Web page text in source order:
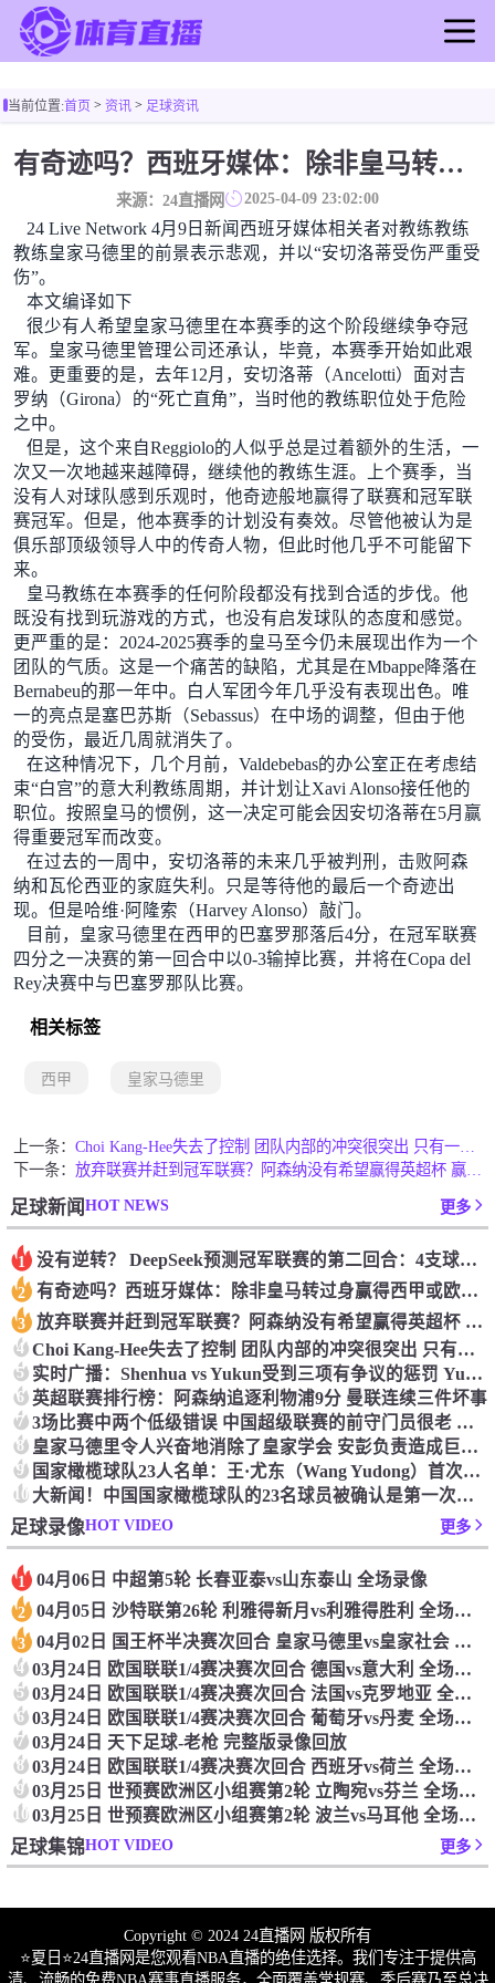
足球直播
篮球直播
足球录像
足球新闻
篮球新闻
当前位置:首页> 资讯 > 足球资讯
有奇迹吗？西班牙媒体：除非皇马转过身赢得西甲或欧洲冠军
来源：24直播网 2025-04-09 23:02:00
24 Live Network 4月9日新闻西班牙媒体相关者对教练教练
教练皇家马德里的前景表示悲观，并以“安切洛蒂受伤严重受
伤”。
本文编译如下
很少有人希望皇家马德里在本赛季的这个阶段继续争夺冠
军。皇家马德里管理公司还承认，毕竟，本赛季开始如此艰
难。更重要的是，去年12月，安切洛蒂（Ancelotti）面对吉
罗纳（Girona）的“死亡直角”，当时他的教练职位处于危险
之中。
但是，这个来自Reggiolo的人似乎总是过着额外的生活，一
次又一次地越来越障碍，继续他的教练生涯。上个赛季，当
没有人对球队感到乐观时，他奇迹般地赢得了联赛和冠军联
赛冠军。但是，他本赛季的计划没有奏效。尽管他被认为是
俱乐部顶级领导人中的传奇人物，但此时他几乎不可能留下
来。
皇马教练在本赛季的任何阶段都没有找到合适的步伐。他
既没有找到玩游戏的方式，也没有启发球队的态度和感觉。
更严重的是： 2024-2025赛季的皇马至今仍未展现出作为一个
团队的气质。这是一个痛苦的缺陷，尤其是在Mbappe降落在
Bernabeu的那一年中。白人军团今年几乎没有表现出色。唯
一的亮点是塞巴苏斯（Sebassus）在中场的调整，但由于他
的受伤，最近几周就消失了。
在这种情况下，几个月前，Valdebebas的办公室正在考虑结
束“白宫”的意大利教练周期，并计划让Xavi Alonso接任他的
职位。 按照皇马的惯例，这一决定可能会因安切洛蒂在5月赢
得重要冠军而改变。
在过去的一周中，安切洛蒂的未来几乎被判刑，击败阿森
纳和瓦伦西亚的家庭失利。只是等待他的最后一个奇迹出
现。但是哈维·阿隆索（Harvey Alonso）敲门。
目前，皇家马德里在西甲的巴塞罗那落后4分，在冠军联赛
四分之一决赛的第一回合中以0-3输掉比赛，并将在Copa del
Rey决赛中与巴塞罗那队比赛。
相关标签
西甲 皇家马德里
上一条：
Choi Kang-Hee失去了控制 团队内部的冲突很突出 只有一个人可以从水火中拯救崔孔
下一条：
足球新闻HOT NEWS 更多
1 没有逆转？ DeepSeek预测冠军联赛的第二回合：4支球队在第一回合中获胜 枪手输了
2 有奇迹吗？西班牙媒体：除非皇马转过身赢得西甲或欧洲冠军
3 放弃联赛并赶到冠军联赛？阿森纳没有希望赢得英超杯 赢得欧洲冠军的可能性
4 Choi Kang-Hee失去了控制 团队内部的冲突很突出 只有一个人可以从水火中拯救崔孔
5 实时广播：Shenhua vs Yukun受到三项有争议的惩罚 Yukun将向中国足球联合会提出投诉
6 英超联赛排行榜：阿森纳追逐利物浦9分 曼联连续三件坏事
7 3场比赛中两个低级错误 中国超级联赛的前守门员很老 是时候让位了 最好的继任者出现
8 皇家马德里令人兴奋地消除了皇家学会 安彭负责造成巨大的灾难！
9 国家橄榄球队23人名单：王·尤东（Wang Yudong）首次被选为第11名 塞吉尼奥（Serginho）在名单上
10 大新闻！中国国家橄榄球队的23名球员被确认是第一次进入阵容
足球录像HOT VIDEO 更多
1 04月06日 中超第5轮 长春亚泰vs山东泰山 全场录像
2 04月05日 沙特联第26轮 利雅得新月vs利雅得胜利 全场录像
3 04月02日 国王杯半决赛次回合 皇家马德里vs皇家社会 全场录像
4 03月24日 欧国联联1/4赛决赛次回合 德国vs意大利 全场录像回放
5 03月24日 欧国联联1/4赛决赛次回合 法国vs克罗地亚 全场录像回放
6 03月24日 欧国联联1/4赛决赛次回合 葡萄牙vs丹麦 全场录像回放
7 03月24日 天下足球-老枪 完整版录像回放
8 03月24日 欧国联联1/4赛决赛次回合 西班牙vs荷兰 全场录像回放
9 03月25日 世预赛欧洲区小组赛第2轮 立陶宛vs芬兰 全场录像回放
10 03月25日 世预赛欧洲区小组赛第2轮 波兰vs马耳他 全场录像回放
足球集锦HOT VIDEO 更多
Copyright © 2024 24直播网 版权所有
⭐️夏日⭐24直播网是您观看NBA直播的绝佳选择。我们专注于提供高